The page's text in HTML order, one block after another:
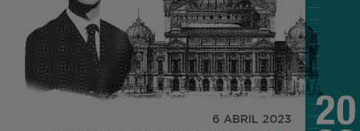
6 ABRIL 2023